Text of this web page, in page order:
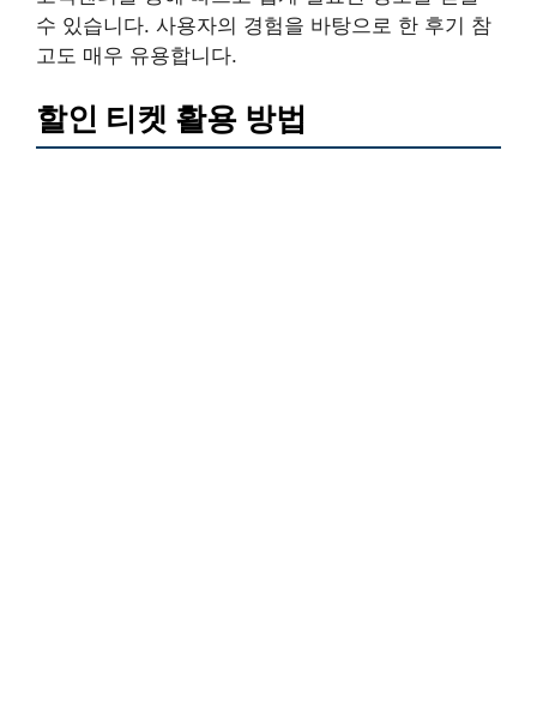
수 있습니다. 사용자의 경험을 바탕으로 한 후기 참
고도 매우 유용합니다.
할인 티켓 활용 방법